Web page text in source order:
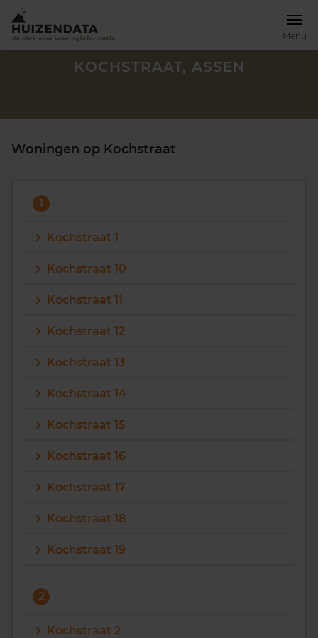
Menu
Maandag t/m vrijdag - 08:00 -18:00
KOCHSTRAAT, ASSEN
Woningen op Kochstraat
1
Kochstraat 1
Kochstraat 10
Kochstraat 11
Kochstraat 12
Kochstraat 13
Kochstraat 14
Kochstraat 15
Kochstraat 16
Kochstraat 17
Kochstraat 18
Kochstraat 19
2
Kochstraat 2